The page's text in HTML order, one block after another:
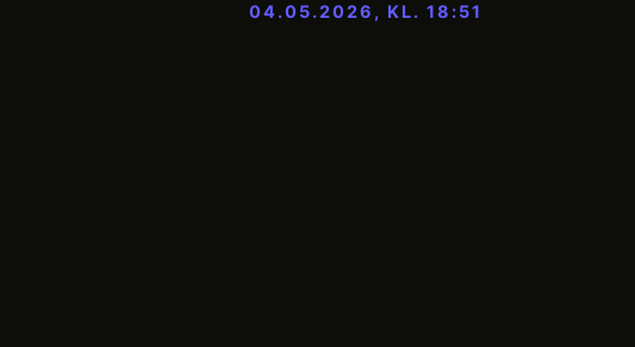
04.05.2026, KL. 18:51